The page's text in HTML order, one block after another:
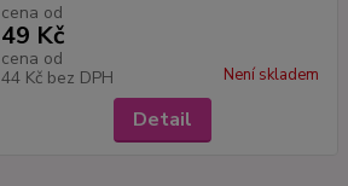
cena od
49 Kč
cena od
44 Kč bez DPH Není skladem
Detail